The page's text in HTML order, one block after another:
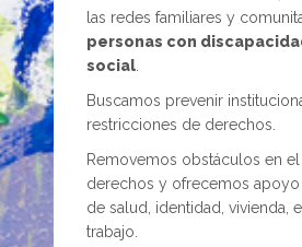
las redes familiares y
personas con
social
Buscamos prevenir
restricciones de derechos.
Removemos obstáculos en
derechos y ofrecemos apoyo
de salud, identidad, vivienda,
trabajo.